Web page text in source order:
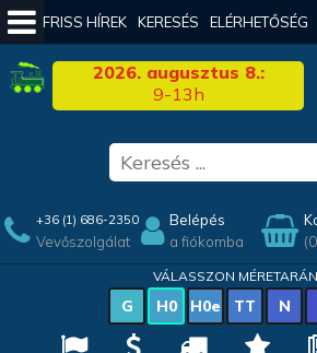
FRISS HÍREK KERESÉS ELÉRHETŐSÉG
2026. augusztus 8.:
9-13h
+36 (1) 686-2350
Vevőszolgálat
Belépés
a fiókomba
VÁLASSZON
G H0 H0e TT N